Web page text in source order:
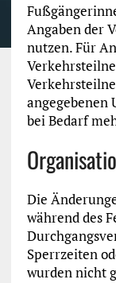
Angaben der
nutzen. Für
angegebenen
bei Bedarf
Die
während des
Sperrzeiten
wurden nicht